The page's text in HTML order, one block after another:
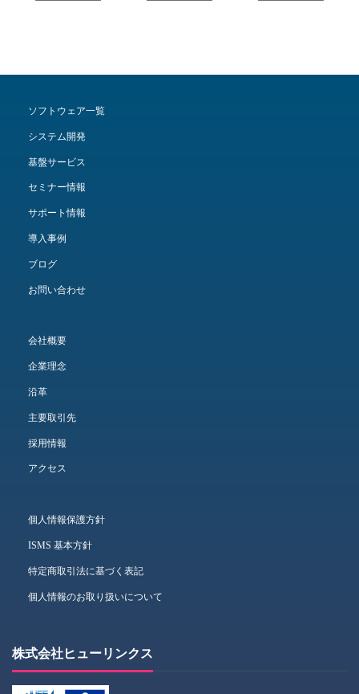
ソフトウェア一覧
システム開発
基盤サービス
セミナー情報
サポート情報
導入事例
ブログ
お問い合わせ
会社概要
企業理念
沿革
主要取引先
採用情報
アクセス
個人情報保護方針
ISMS 基本方針
特定商取引法に基づく表記
個人情報のお取り扱いについて
株式会社ヒューリンクス